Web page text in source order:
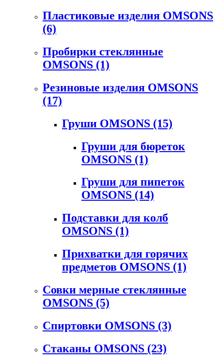
Пластиковые изделия OMSONS
(6)
Пробирки стеклянные
OMSONS (1)
Резиновые изделия OMSONS
(17)
Груши OMSONS (15)
Груши для бюреток
OMSONS (1)
Груши для пипеток
OMSONS (14)
Подставки для колб
OMSONS (1)
Прихватки для горячих
предметов OMSONS (1)
Совки мерные стеклянные
OMSONS (5)
Спиртовки OMSONS (3)
Стаканы OMSONS (23)